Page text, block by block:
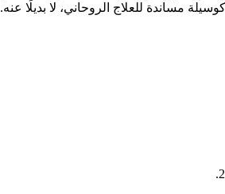
مساندة للعلاج الروحاني، لا بديلًا عنه.